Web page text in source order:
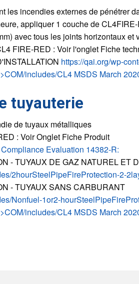
les incendies externes de pénétrer
appliquer 1 couche de
avec tous les joints horizontaux et
FIRE-RED : Voir l'onglet Fiche
https://qai.org/wp-
includes/CL4 MSDS March
tuyauterie
de tuyaux métalliques
: Voir Onglet Fiche Produit
Evaluation 14382-R:
- TUYAUX DE GAZ NATUREL ET
2hourSteelPipeFireProtection-2-
- TUYAUX SANS CARBURANT
Nonfuel-1or2-
includes/CL4 MSDS March